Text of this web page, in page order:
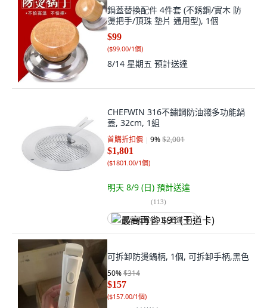
燙把手/頂珠 墊片 通用型), 1個
$99
($99.00/1個
8/14 星期五
蓋, 32cm, 1組
首購折扣價 9%
$1,801
($1801.00/1個
(113)
最高再省 $91 (王道卡)
50%$314
$157
($157.00/1個
8/20預計送達